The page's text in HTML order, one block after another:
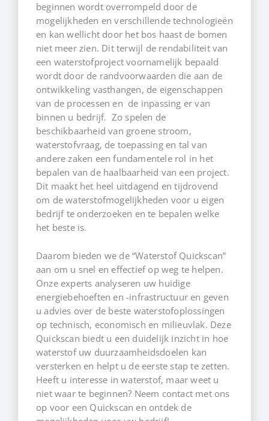
beginnen wordt overrompeld door de
mogelijkheden en verschillende technologieën
en kan wellicht door het bos haast de bomen
niet meer zien. Dit terwijl de rendabiliteit van
een waterstofproject voornamelijk bepaald
wordt door de randvoorwaarden die aan de
ontwikkeling vasthangen, de eigenschappen
van de processen en de inpassing er van
binnen u bedrijf. Zo spelen de
beschikbaarheid van groene stroom,
waterstofvraag, de toepassing en tal van
andere zaken een fundamentele rol in het
bepalen van de haalbaarheid van een project.
Dit maakt het heel uitdagend en tijdrovend
om de waterstofmogelijkheden voor u eigen
bedrijf te onderzoeken en te bepalen welke
het beste is.
Daarom bieden we de “Waterstof Quickscan”
aan om u snel en effectief op weg te helpen.
Onze experts analyseren uw huidige
energiebehoeften en -infrastructuur en geven
u advies over de beste waterstofoplossingen
op technisch, economisch en milieuvlak. Deze
Quickscan biedt u een duidelijk inzicht in hoe
waterstof uw duurzaamheidsdoelen kan
versterken en helpt u de eerste stap te zetten.
Heeft u interesse in waterstof, maar weet u
niet waar te beginnen? Neem contact met ons
op voor een Quickscan en ontdek de